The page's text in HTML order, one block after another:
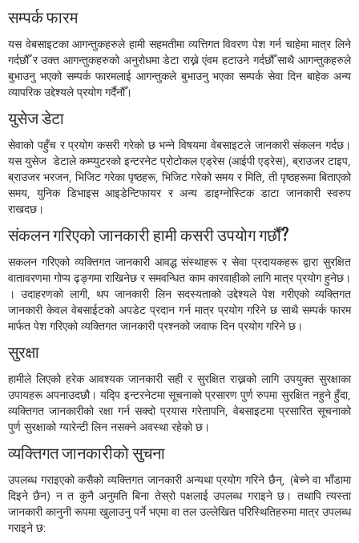
सम्पर्क फारम
यस वेबसाइटका आगन्तुकहरुले हामी सहमतीमा व्यत्तिगत विवरण पेश गर्न चाहेमा मात्र लिने
गर्दछौँ र उक्त आगन्तुकहरुको अनुरोधमा डेटा राख्ने एंवम हटाउने गर्दछौँ साथै आगन्तुकहरुले
बुभाउनु भएको सम्पर्क फारमलाई आगन्तुकले बुभाउनु भएका सम्पर्क सेवा दिन बाहेक अन्य
व्यापरिक उद्देश्यले प्रयोग गर्दैनौँ।
युसेज डेटा
सेवाको पहुँच र प्रयोग कसरी गरेको छ भन्ने विषयमा वेबसाइटले जानकारी संकलन गर्दछ।
यस युसेज डेटाले कम्प्युटरको इन्टरनेट प्रोटोकल एड्रेस (आईपी एड्रेस), ब्राउजर टाइप,
ब्राउजर भरजन, भिजिट गरेका पृष्ठहरू, भिजिट गरेको समय र मिति, ती पृष्ठहरूमा बिताएको
समय, युनिक डिभाइस आइडेन्टिफायर र अन्य डाइग्नोस्टिक डाटा जानकारी स्वरुप
राखदछ।
संकलन गरिएको जानकारी हामी कसरी उपयोग गर्छौं?
सकलन गरिएको व्यक्तिगत जानकारी आवद्ध संस्थाहरू र सेवा प्रदायकहरू द्वारा सुरक्षित
वातावरणमा गोप्य ढ्ङ्गमा राखिनेछ र समवन्धित काम कारवाहीको लागि मात्र प्रयोग हुनेछ।
। उदाहरणको लागी, थप जानकारी लिन सदस्यताको उद्देश्यले पेश गरीएको व्यक्तिगत
जानकारी केवल वेबसाईटको अपडेट प्रदान गर्न मात्र प्रयोग गरिने छ साथै सम्पर्क फारम
मार्फत पेश गरिएको व्यक्तिगत जानकारी प्रश्नको जवाफ दिन प्रयोग गरिने छ।
सुरक्षा
हामीले लिएको हरेक आवश्यक जानकारी सही र सुरक्षित राख्नको लागि उपयुक्त सुरक्षाका
उपायहरू अपनाउदछौ। यद्पि इन्टरनेटमा सूचनाको प्रसारण पुर्ण रुपमा सुरक्षित नहुने हुँदा,
व्यक्तिगत जानकारीको रक्षा गर्न सक्दो प्रयास गरेतापनि, वेबसाइटमा प्रसारित सूचनाको
पुर्ण सुरक्षाको ग्यारेन्टी लिन नसक्ने अवस्था रहेको छ।
व्यक्तिगत जानकारीको सुचना
उपलब्ध गराइएको कसैको व्यक्तिगत जानकारी अन्यथा प्रयोग गरिने छैन्, (बेच्ने वा भाँडामा
दिइने छैन) न त कुनै अनुमति बिना तेस्रो पक्षलाई उपलब्ध गराइने छ। तथापि त्यस्ता
जानकारी कानुनी रूपमा खुलाउनु पर्ने भएमा वा तल उल्लेखित परिस्थितिहरुमा मात्र उपलब्ध
गराइने छ: